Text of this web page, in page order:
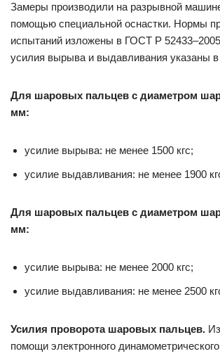
Замеры производили на разрывной
помощью специальной оснастки. Нормы
испытаний изложены в ГОСТ Р
усилия вырыва и выдавливания указаны
Для шаровых пальцев с диаметром
мм:
усилие вырыва: не менее 1500 кгс;
усилие выдавливания: не менее 1900
Для шаровых пальцев с диаметром
мм:
усилие вырыва: не менее 2000 кгс;
усилие выдавливания: не менее 2500
Усилия проворота шаровых пальцев.
помощи электронного